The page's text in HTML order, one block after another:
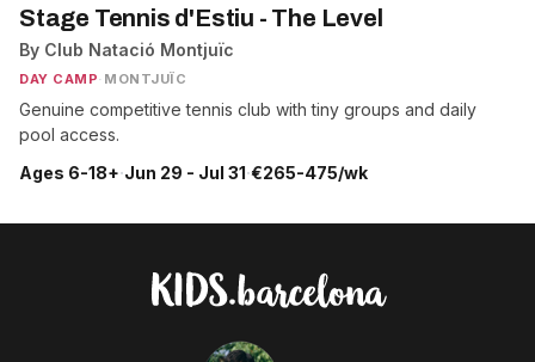
Stage Tennis d'Estiu - The Level
By Club Natació Montjuïc
DAY CAMP· MONTJUÏC
Genuine competitive tennis club with tiny groups and daily
pool access.
Ages 6-18+·Jun 29 - Jul 31·€265-475/wk